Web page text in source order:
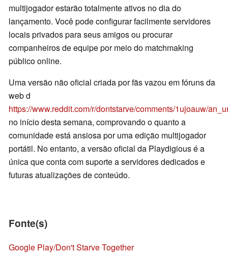
multijogador estarão totalmente ativos no dia do
lançamento. Você pode configurar facilmente servidores
locais privados para seus amigos ou procurar
companheiros de equipe por meio do matchmaking
público online.
Uma versão não oficial criada por fãs vazou em fóruns da
web d
https://www.reddit.com/r/dontstarve/comments/1ujoauw/
no início desta semana, comprovando o quanto a
comunidade está ansiosa por uma edição multijogador
portátil. No entanto, a versão oficial da Playdigious é a
única que conta com suporte a servidores dedicados e
futuras atualizações de conteúdo.
Fonte(s)
Google Play/Don't Starve Together